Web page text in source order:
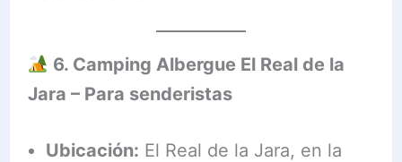
6. Camping Albergue El Real de la
Jara – Para senderistas
Ubicación: El Real de la Jara, en la